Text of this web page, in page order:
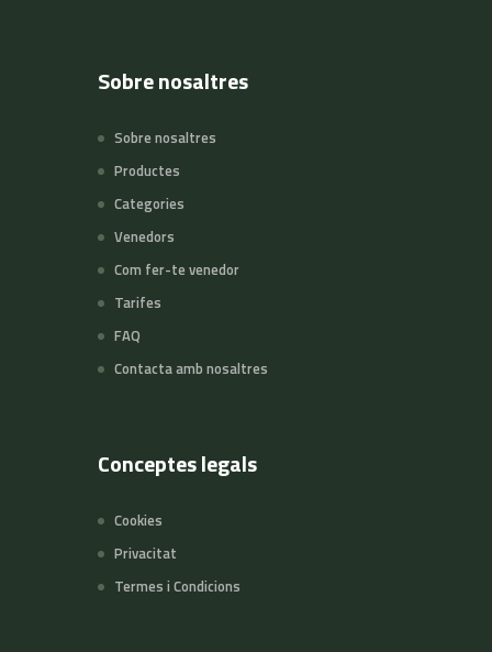
Sobre nosaltres
Sobre nosaltres
Productes
Categories
Venedors
Com fer-te venedor
Tarifes
FAQ
Contacta amb nosaltres
Conceptes legals
Cookies
Privacitat
Termes i Condicions